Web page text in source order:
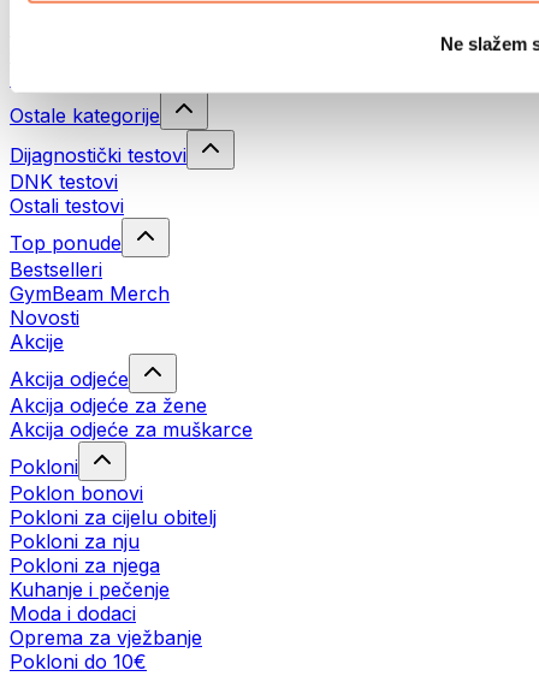
Ne slažem
Ostale kategorije
Dijagnostički testovi
DNK testovi
Ostali testovi
Top ponude
Bestselleri
GymBeam Merch
Novosti
Akcije
Akcija odjeće
Akcija odjeće za žene
Akcija odjeće za muškarce
Pokloni
Poklon bonovi
Pokloni za cijelu obitelj
Pokloni za nju
Pokloni za njega
Kuhanje i pečenje
Moda i dodaci
Oprema za vježbanje
Pokloni do 10€